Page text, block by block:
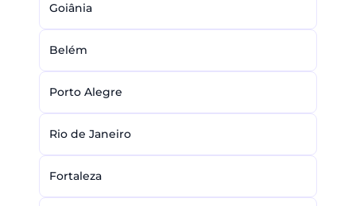
Goiânia
Belém
Porto Alegre
Rio de Janeiro
Fortaleza